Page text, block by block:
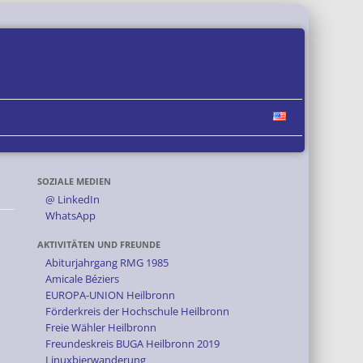
SOZIALE MEDIEN
@ LinkedIn
WhatsApp
AKTIVITÄTEN UND FREUNDE
Abiturjahrgang RMG 1985
Amicale Béziers
EUROPA-UNION Heilbronn
Förderkreis der Hochschule Heilbronn
Freie Wähler Heilbronn
Freundeskreis BUGA Heilbronn 2019
Linuxbierwanderung